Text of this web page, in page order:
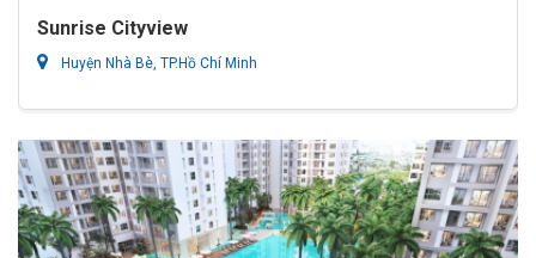
Sunrise Cityview
Huyện Nhà Bè, TP.Hồ Chí Minh